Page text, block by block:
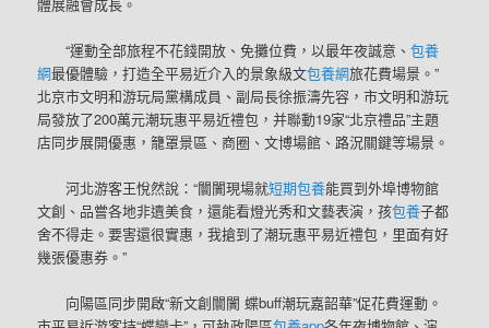
“運動全部旅程不花錢開放、免攤位費，以最年夜誠意、包養
網最優體驗，打造全平易近介入的景象級文包養網旅花費場景。”
北京市文明和游玩局黨構成員、副局長徐振濤先容，市文明和游玩
局發放了200萬元潮玩惠平易近禮包，并聯動19家“北京禮品”主題
店同步展開優惠，籠罩景區、商圈、文博場館、路況關鍵等場景。
河北游客王悅然說：“闤闠現場就短期包養能買到外埠博物館
文創、品嘗各地非遺美食，還能看燈光秀和文藝表演，孩包養子都
舍不得走。要害還很實惠，我搶到了潮玩惠平易近禮包，里面有好
幾張優惠券。”
向陽區同步開啟“新文創闤闠 蝶buff潮玩嘉韶華”促花費運動。